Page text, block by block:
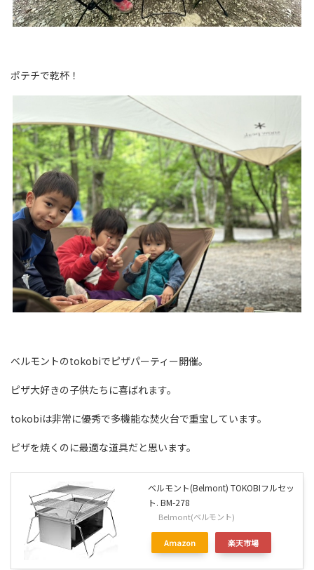
ポテチで乾杯！
ベルモントのtokobiでピザパーティー開催。
ピザ大好きの子供たちに喜ばれます。
tokobiは非常に優秀で多機能な焚火台で重宝しています。
ピザを焼くのに最適な道具だと思います。
ベルモント(Belmont) TOKOBIフルセッ
ト. BM-278
Belmont(ベルモント)
Amazon 楽天市場